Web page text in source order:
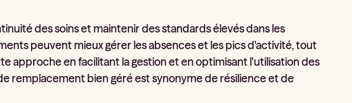
des soins et maintenir des standards élevés dans les
peuvent mieux gérer les absences et les pics d'activité, tout
approche en facilitant la gestion et en optimisant l'utilisation des
remplacement bien géré est synonyme de résilience et de